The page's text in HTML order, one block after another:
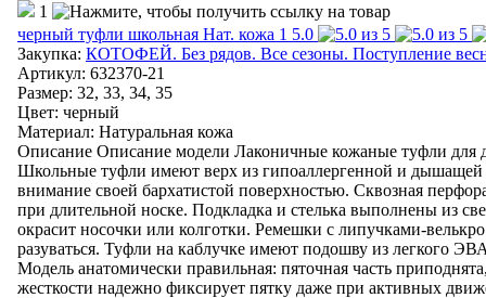
1
черный туфли школьная Нат. кожа 1 5.0
Закупка: КОТОФЕЙ. Без рядов. Все сезоны. Поступление
Артикул: 632370-21
Размер: 32, 33, 34, 35
Цвет: черный
Материал: Натуральная кожа
Описание Описание модели Лаконичные кожаные туфли для
Школьные туфли имеют верх из гипоаллергенной и дышащей
внимание своей бархатистой поверхностью. Сквозная
при длительной носке. Подкладка и стелька выполнены из
окрасит носочки или колготки. Ремешки с липучками-
разуваться. Туфли на каблучке имеют подошву из легкого
Модель анатомически правильная: пяточная часть
жесткости надежно фиксирует пятку даже при активных